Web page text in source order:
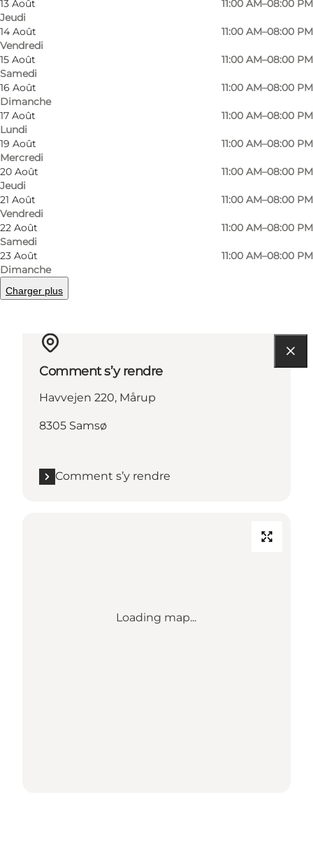
13 Août
Jeudi
11:00 AM–08:00 PM
14 Août
Vendredi
11:00 AM–08:00 PM
15 Août
Samedi
11:00 AM–08:00 PM
16 Août
Dimanche
11:00 AM–08:00 PM
17 Août
Lundi
11:00 AM–08:00 PM
19 Août
Mercredi
11:00 AM–08:00 PM
20 Août
Jeudi
11:00 AM–08:00 PM
21 Août
Vendredi
11:00 AM–08:00 PM
22 Août
Samedi
11:00 AM–08:00 PM
23 Août
Dimanche
11:00 AM–08:00 PM
Charger plus
walking distance from one of the best beaches
on the island. Playroom for children both
indoors and
outdoors. Handicap toilet
En savoir plus
Comment s’y rendre
Havvejen 220, Mårup
8305 Samsø
Comment s’y rendre
Loading map...